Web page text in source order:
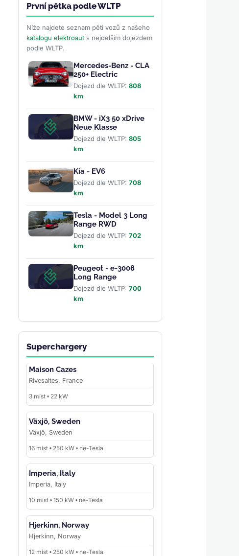
První pětka podle WLTP
Níže najdete seznam pěti vozů z našeho
katalogu elektroauts nejdelším dojezdem
podle WLTP.
Mercedes-Benz - CLA
250+ Electric
Dojezd dle WLTP: 808
km
BMW - iX3 50 xDrive
Neue Klasse
Dojezd dle WLTP: 805
km
Kia - EV6
Dojezd dle WLTP: 708
km
Tesla - Model 3 Long
Range RWD
Dojezd dle WLTP: 702
km
Peugeot - e-3008
Long Range
Dojezd dle WLTP: 700
km
Superchargery
Maison Cazes
Rivesaltes, France
3 míst • 22 kW
Växjö, Sweden
Växjö, Sweden
16 míst • 250 kW • ne-Tesla
Imperia, Italy
Imperia, Italy
10 míst • 150 kW • ne-Tesla
Hjerkinn, Norway
Hjerkinn, Norway
12 míst • 250 kW • ne-Tesla